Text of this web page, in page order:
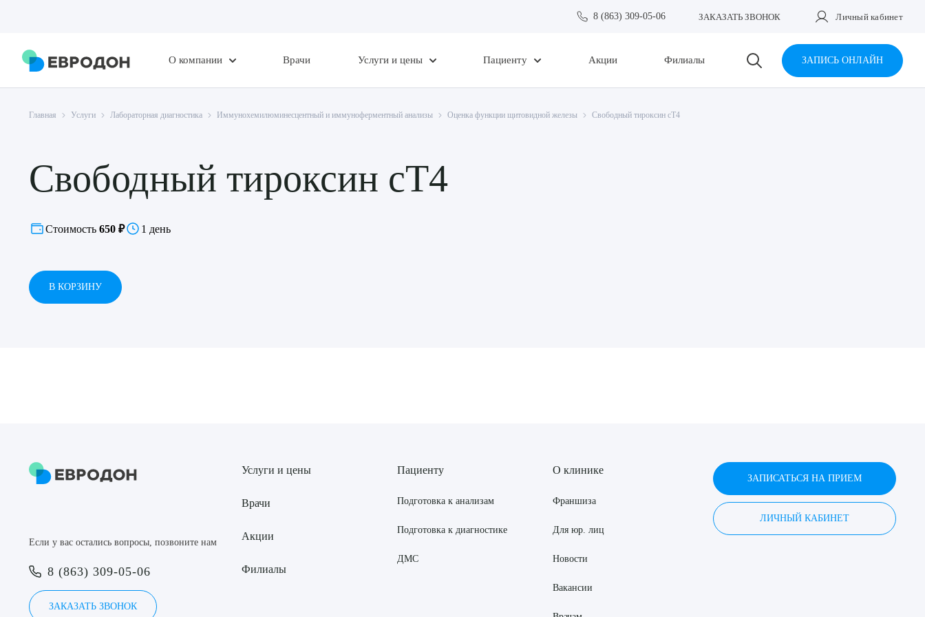
8 (863) 309-05-06 ЗАКАЗАТЬ ЗВОНОК Личный кабинет
О компании Врачи Услуги и цены Пациенту Акции Филиалы ЗАПИСЬ ОНЛАЙН
Главная Услуги Лабораторная диагностика Иммунохемилюминесцентный и иммуноферментный анализы Оценка функции щитовидной железы Свободный тироксин сТ4
Свободный тироксин сТ4
Стоимость 650 ₽ 1 день
В КОРЗИНУ
Если у вас остались вопросы, позвоните нам
8 (863) 309-05-06
ЗАКАЗАТЬ ЗВОНОК
Услуги и цены
Врачи
Акции
Филиалы
Пациенту
Подготовка к анализам
Подготовка к диагностике
ДМС
О клинике
Франшиза
Для юр. лиц
Новости
Вакансии
ЗАПИСАТЬСЯ НА ПРИЕМ
ЛИЧНЫЙ КАБИНЕТ